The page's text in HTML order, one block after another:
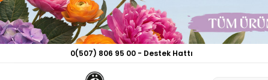
0(507) 806 95 00 - Destek Hattı